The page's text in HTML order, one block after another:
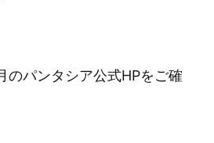
のパンタシア公式HPをご確